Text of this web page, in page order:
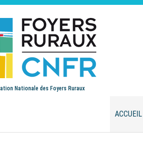
Nationale des Foyers Ruraux
ACCUEIL